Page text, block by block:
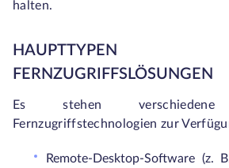
halten.
FERNZUGRIFFSLÖSUNGEN
Es stehen
Fernzugriffstechnologien zur
Remote-Desktop-Software (z.